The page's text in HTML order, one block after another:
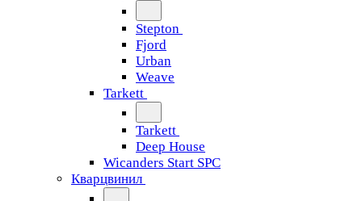
Stepton
Fjord
Urban
Weave
Tarkett
Tarkett
Deep House
Wicanders Start SPC
Кварцвинил